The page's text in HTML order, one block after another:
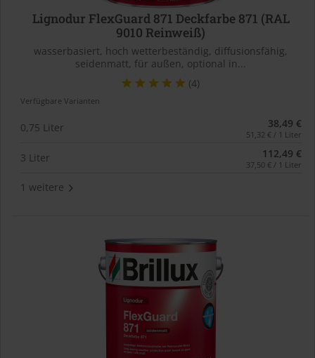
Lignodur FlexGuard 871 Deckfarbe 871 (RAL
9010 Reinweiß)
wasserbasiert, hoch wetterbeständig, diffusionsfähig,
seidenmatt, für außen, optional in...
(4)
Verfügbare Varianten
0,75 Liter 38,49 €
51,32 € / 1 Liter
3 Liter 112,49 €
37,50 € / 1 Liter
1 weitere